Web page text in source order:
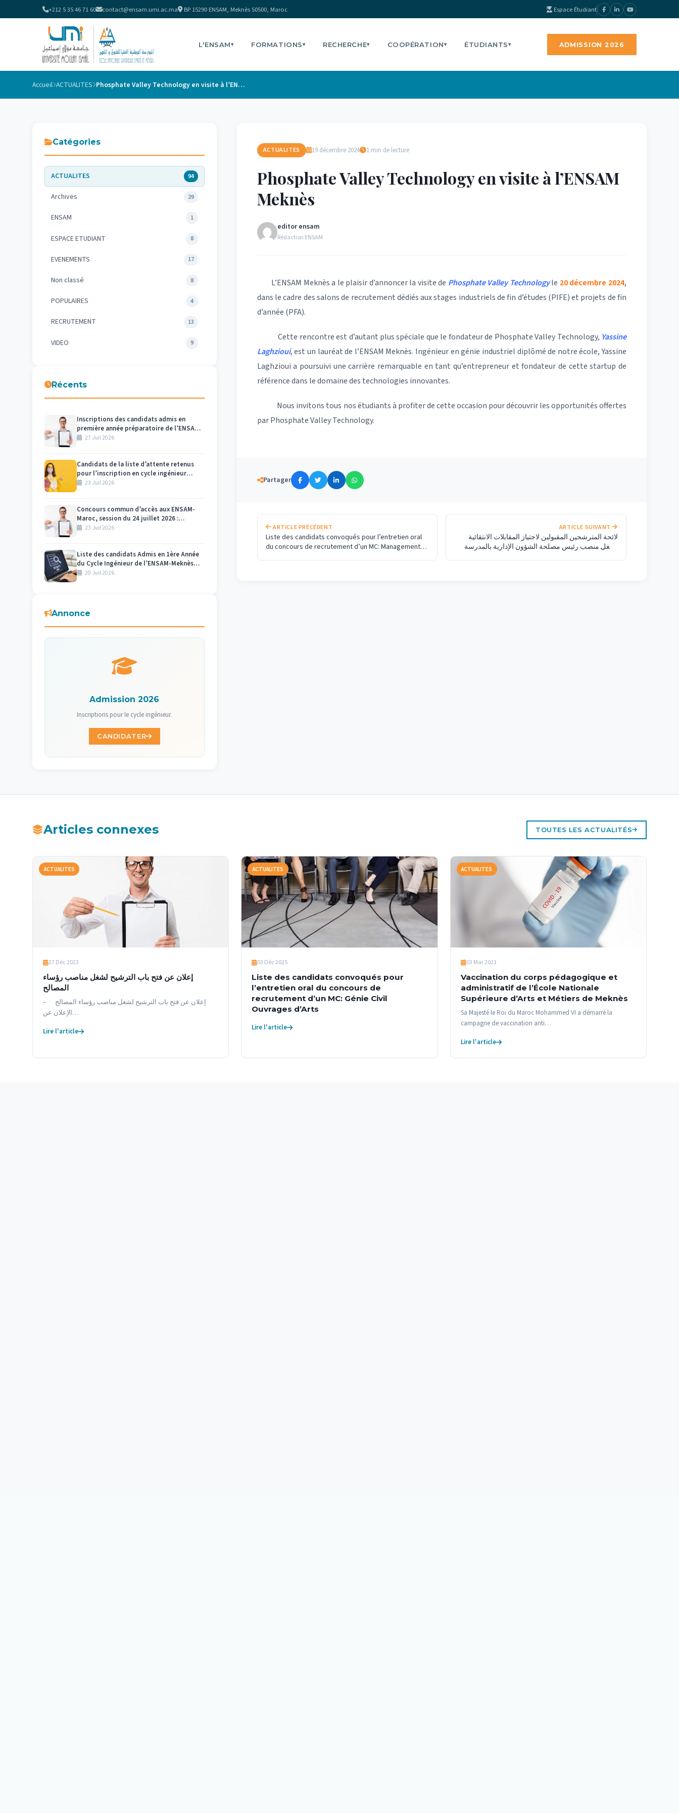
+212 5 35 46 71 60 contact@ensam.umi.ac.ma BP 15290 ENSAM, Meknès 50500, Maroc Espace Étudiant
L'ENSAM▾ FORMATIONS▾ RECHERCHE▾ COOPÉRATION▾ ÉTUDIANTS▾ ADMISSION 2026
Accueil ACTUALITES Phosphate Valley Technology en visite à l’ENSAM Meknès
Catégories
ACTUALITES 94
Archives 29
ENSAM 1
ESPACE ETUDIANT 8
EVENEMENTS 17
Non classé 8
POPULAIRES 4
RECRUTEMENT 13
VIDEO 9
Récents
Inscriptions des candidats admis en
première année préparatoire de l’ENSAM
– Meknès au titre de l’année universitaire
27 Juil 2026
Candidats de la liste d’attente retenus
pour l’inscription en cycle ingénieur
ENSAM Meknès 2026-2027
23 Juil 2026
Concours commun d’accès aux ENSAM-
Maroc, session du 24 juillet 2026 :
Affectation des numéros des candidats et
23 Juil 2026
Liste des candidats Admis en 1ère Année
du Cycle Ingénieur de l’ENSAM-Meknès
2026-2027
20 Juil 2026
Annonce
Admission 2026
Inscriptions pour le cycle ingénieur.
CANDIDATER
ACTUALITES 19 décembre 2024 1 min de lecture
Phosphate Valley Technology en visite à l’ENSAM
Meknès
editor ensam
Rédaction ENSAM
L’ENSAM Meknèsa le plaisir d’annoncer la visite de Phosphate Valley Technologyle 20 décembre 2024,
dans le cadre des salons de recrutement dédiés aux stages industriels de fin d’études (PIFE) et projets de fin
d’année (PFA).
Cette rencontre est d’autant plus spéciale que le fondateur de Phosphate Valley Technology, Yassine
Laghzioui, est un lauréat de l’ENSAM Meknès. Ingénieur en génie industriel diplômé de notre école, Yassine
Laghzioui a poursuivi une carrière remarquable en tant qu’entrepreneur et fondateur de cette startup de
référence dans le domaine des technologies innovantes.
Nous invitons tous nos étudiants à profiter de cette occasion pour découvrir les opportunités offertes
par Phosphate Valley Technology.
Partager
ARTICLE PRÉCÉDENT
Liste des candidats convoqués pour l’entretien oral
du concours de recrutement d’un MC: Management
ARTICLE SUIVANT
لائحة المترشحين المقبولين لاجتياز المقابلات الانتقائية
لشغل منصب رئيس مصلحة الشؤون الإدارية بالمدرسة
Articles connexes TOUTES LES ACTUALITÉS
ACTUALITES
27 Déc 2023
إعلان عن فتح باب الترشيح لشغل مناصب رؤساء
المصالح
إعلان عن فتح باب الترشيح لشغل مناصب رؤساء المصالح –
الإعلان عن…
Lire l'article
ACTUALITES
03 Déc 2025
Liste des candidats convoqués pour
l’entretien oral du concours de
recrutement d’un MC: Génie Civil
Ouvrages d’Arts
Lire l'article
ACTUALITES
03 Mar 2021
Vaccination du corps pédagogique et
administratif de l’École Nationale
Supérieure d’Arts et Métiers de Meknès
Sa Majesté le Roi du Maroc Mohammed VI a démarré la
campagne de vaccination anti…
Lire l'article